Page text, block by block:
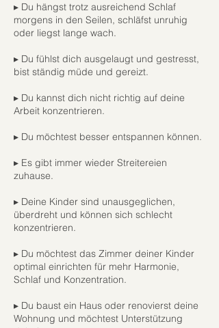
▸ Du hängst trotz ausreichend Schlaf
morgens in den Seilen, schläfst unruhig
oder liegst lange wach.
▸ Du fühlst dich ausgelaugt und gestresst,
bist ständig müde und gereizt.
▸ Du kannst dich nicht richtig auf deine
Arbeit konzentrieren.
▸ Du möchtest besser entspannen können.
▸ Es gibt immer wieder Streitereien
zuhause.
▸ Deine Kinder sind unausgeglichen,
überdreht und können sich schlecht
konzentrieren.
▸ Du möchtest das Zimmer deiner Kinder
optimal einrichten für mehr Harmonie,
Schlaf und Konzentration.
▸ Du baust ein Haus oder renovierst deine
Wohnung und möchtest Unterstützung